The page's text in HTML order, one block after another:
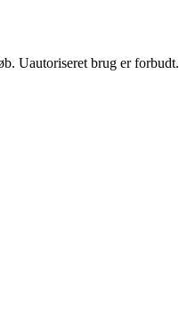
Uautoriseret brug er forbudt.